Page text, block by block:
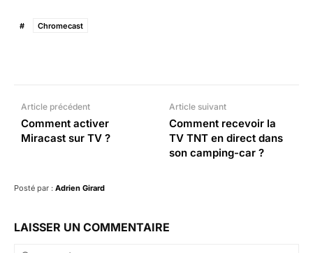
# Chromecast
Article précédent
Comment activer
Miracast sur TV ?
Article suivant
Comment recevoir la
TV TNT en direct dans
son camping-car ?
Posté par : Adrien Girard
LAISSER UN COMMENTAIRE